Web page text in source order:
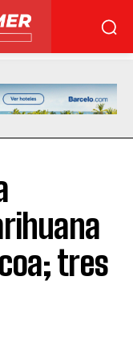
tres